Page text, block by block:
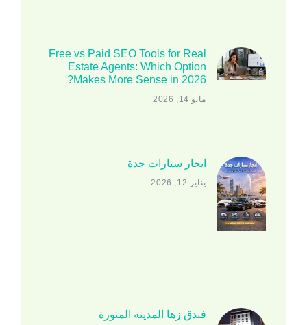
Free vs Paid SEO Tools for Real
Estate Agents: Which Option
Makes More Sense in 2026?
مايو 14, 2026
ايجار سيارات جدة
يناير 12, 2026
فندق زها المدينة المنورة